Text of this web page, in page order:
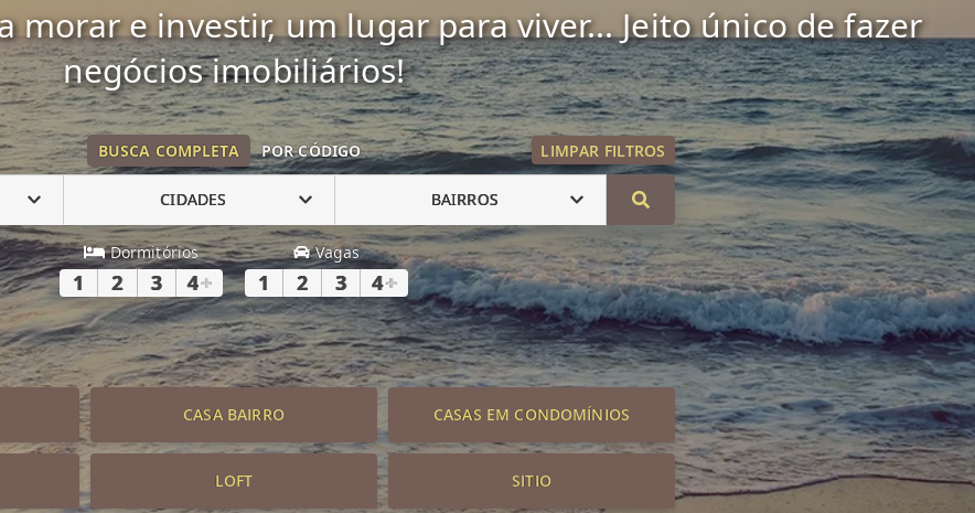
morar e investir, um lugar para viver... Jeito único de fazer
negócios imobiliários!
BUSCA COMPLETA POR CÓDIGO LIMPAR FILTROS
CIDADES BAIRROS
Dormitórios
1 2 3 4+
Vagas
1 2 3 4+
CASA BAIRRO CASAS EM CONDOMÍNIOS
LOFT SITIO